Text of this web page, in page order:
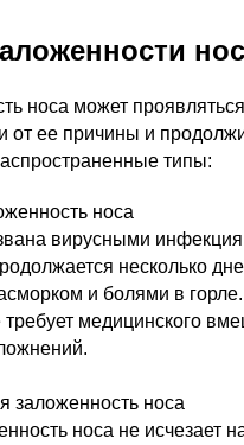
носа может
от ее причины и
типы:
носа
вирусными
несколько
и болями в
медицинского
заложенность носа
носа не исчезает